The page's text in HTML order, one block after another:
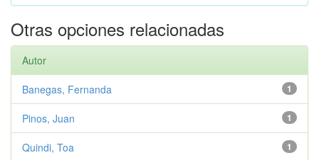
Otras opciones relacionadas
Autor
1
Banegas, Fernanda
1
Pinos, Juan
1
Quindi, Toa